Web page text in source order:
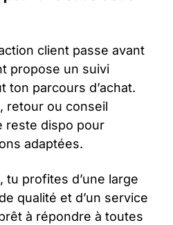
client passe avant
propose un suivi
ton parcours d’achat.
retour ou conseil
reste dispo pour
adaptées.
tu profites d’une large
qualité et d’un service
à répondre à toutes